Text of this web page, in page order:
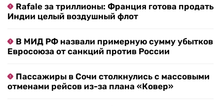
Rafale за триллионы: Франция готова продать
Индии целый воздушный флот
В МИД РФ назвали примерную сумму убытков
Евросоюза от санкций против России
Пассажиры в Сочи столкнулись с массовыми
отменами рейсов из-за плана «Ковер»